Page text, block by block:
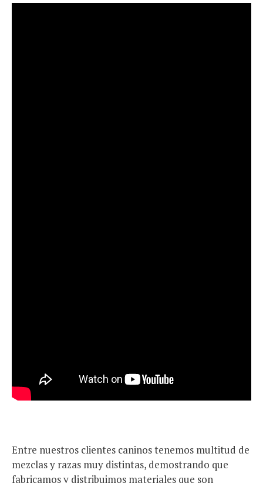
Entre nuestros clientes caninos tenemos multitud de
mezclas y razas muy distintas, demostrando que
fabricamos y distribuimos materiales que son